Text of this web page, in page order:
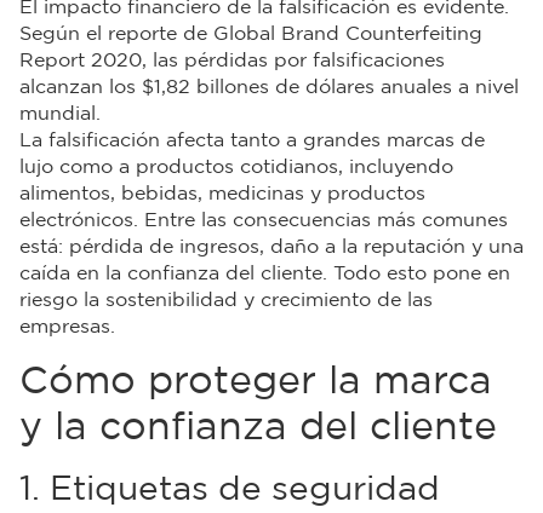
El impacto financiero de la falsificación es evidente.
Según el reporte de Global Brand Counterfeiting
Report 2020, las pérdidas por falsificaciones
alcanzan los $1,82 billones de dólares anuales a nivel
mundial.
La falsificación afecta tanto a grandes marcas de
lujo como a productos cotidianos, incluyendo
alimentos, bebidas, medicinas y productos
electrónicos. Entre las consecuencias más comunes
está: pérdida de ingresos, daño a la reputación y una
caída en la confianza del cliente. Todo esto pone en
riesgo la sostenibilidad y crecimiento de las
empresas.
Cómo proteger la marca
y la confianza del cliente
1. Etiquetas de seguridad